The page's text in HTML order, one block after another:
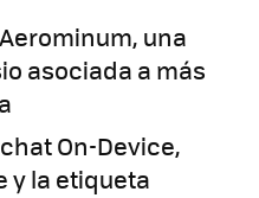
una
asociada a más
On-Device,
y la etiqueta